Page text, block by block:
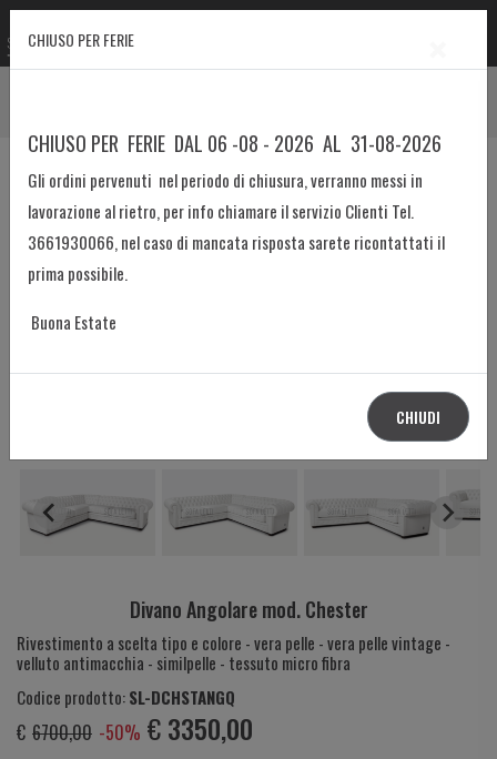
Divano Angolare mod. Chester
Rivestimento a scelta tipo e colore - vera pelle - vera pelle vintage -
velluto antimacchia - similpelle - tessuto micro fibra
Codice prodotto:SL-DCHSTANGQ
€ 6700,00 -50% €3350,00
CHIUSO PER FERIE
CHIUSO PER FERIE DAL 06 -08 - 2026 AL 31-08-2026
Gli ordini pervenuti nel periodo di chiusura, verranno messi in
lavorazione al rietro, per info chiamare il servizio Clienti Tel.
3661930066, nel caso di mancata risposta sarete ricontattati il
prima possibile.
Buona Estate
CHIUDI